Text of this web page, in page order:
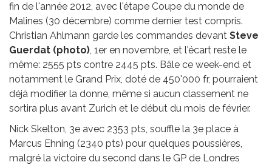
fin de l'année 2012, avec l'étape Coupe du monde de
Malines (30 décembre) comme dernier test compris.
Christian Ahlmann garde les commandes devant Steve
Guerdat (photo), 1er en novembre, et l'écart reste le
même: 2555 pts contre 2445 pts. Bâle ce week-end et
notamment le Grand Prix, doté de 450'000 fr, pourraient
déjà modifier la donne, même si aucun classement ne
sortira plus avant Zurich et le début du mois de février.
Nick Skelton, 3e avec 2353 pts, souffle la 3e place à
Marcus Ehning (2340 pts) pour quelques poussières,
malgré la victoire du second dans le GP de Londres